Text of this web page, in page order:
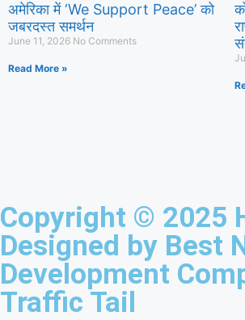
अमेरिका में ‘We Support Peace’ को
जबरदस्त समर्थन
June 11, 2026 No Comments
Read More »
Copyright © 2025
Designed by Best
Development
Traffic Tail